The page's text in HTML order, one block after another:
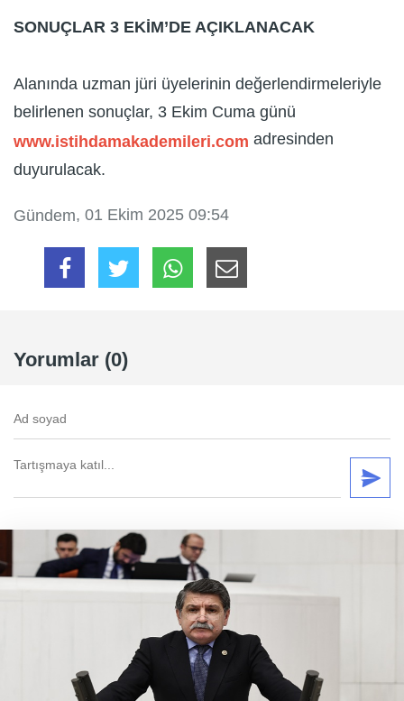
SONUÇLAR 3 EKİM’DE AÇIKLANACAK
Alanında uzman jüri üyelerinin değerlendirmeleriyle
belirlenen sonuçlar, 3 Ekim Cuma günü
www.istihdamakademileri.com adresinden
duyurulacak.
Gündem, 01 Ekim 2025 09:54
Yorumlar (0)